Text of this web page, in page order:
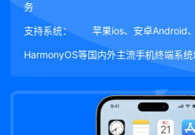
务
支持系统： 苹果ios、安卓Android
HarmonyOS等国内外主流手机终端系统